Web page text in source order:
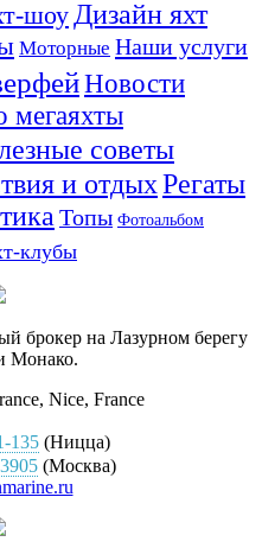
шоу Дизайн яхт
Моторные Наши услуги
Новости
мегаяхты
советы
и отдыхРегаты
Топы Фотоальбом
клубы
брокер на Лазурном берегу
Монако.
Nice, France
135(Ницца)
(Москва)